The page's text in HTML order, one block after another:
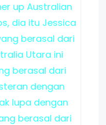
up Australian
dia itu Jessica
berasal dari
Utara ini
berasal dari
dengan
lupa dengan
berasal dari